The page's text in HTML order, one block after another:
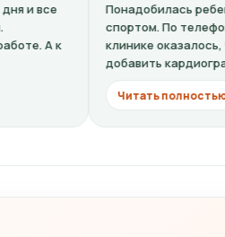
ребенку справка-допуск к
По телефону говорили одну цену,
оказалось, что еще к стоимости
кардиограмму + расшифровку